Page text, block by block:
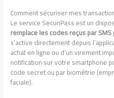
Comment sécuriser mes
Le service SecuriPass est un
remplace les codes reçus par
s’active directement depuis
achat en ligne ou d’un virement
notification sur votre smartphone
code secret ou par biométrie
faciale).